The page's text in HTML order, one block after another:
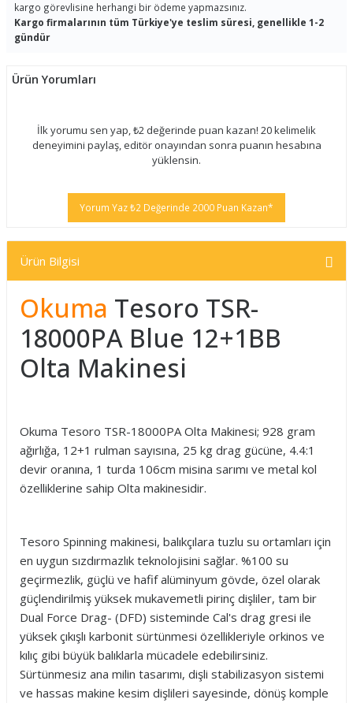
kargo görevlisine herhangi bir ödeme yapmazsınız.
Kargo firmalarının tüm Türkiye'ye teslim süresi, genellikle 1-2
gündür
Ürün Yorumları
İlk yorumu sen yap, ₺2 değerinde puan kazan! 20 kelimelik
deneyimini paylaş, editör onayından sonra puanın hesabına
yüklensin.
Yorum Yaz ₺2 Değerinde 2000 Puan Kazan*
Ürün Bilgisi
Okuma Tesoro TSR-
18000PA Blue 12+1BB
Olta Makinesi
Okuma Tesoro TSR-18000PA Olta Makinesi; 928 gram
ağırlığa, 12+1 rulman sayısına, 25 kg drag gücüne, 4.4:1
devir oranına, 1 turda 106cm misina sarımı ve metal kol
özelliklerine sahip Olta makinesidir.
Tesoro Spinning makinesi, balıkçılara tuzlu su ortamları için
en uygun sızdırmazlık teknolojisini sağlar. %100 su
geçirmezlik, güçlü ve hafif alüminyum gövde, özel olarak
güçlendirilmiş yüksek mukavemetli pirinç dişliler, tam bir
Dual Force Drag- (DFD) sisteminde Cal's drag gresi ile
yüksek çıkışlı karbonit sürtünmesi özellikleriyle orkinos ve
kılıç gibi büyük balıklarla mücadele edebilirsiniz.
Sürtünmesiz ana milin tasarımı, dişli stabilizasyon sistemi
ve hassas makine kesim dişlileri sayesinde, dönüş komple